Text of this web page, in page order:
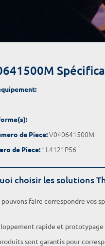
de Piece:V040641500M
de Piece: 1L4121P56
choisir les solutions
pouvons faire correspondre vos
rapide et prototypage
sont garantis pour